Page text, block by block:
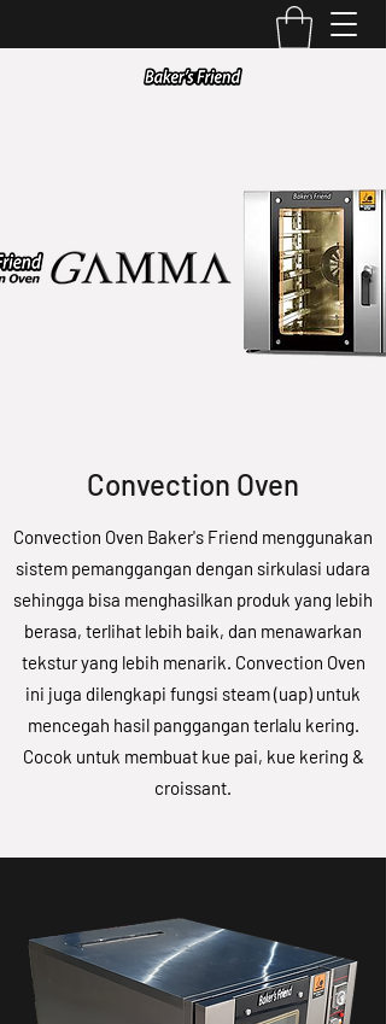
Convection Oven
Convection Oven Baker's Friend menggunakan
sistem pemanggangan dengan sirkulasi udara
sehingga bisa menghasilkan produk yang lebih
berasa, terlihat lebih baik, dan menawarkan
tekstur yang lebih menarik. Convection Oven
ini juga dilengkapi fungsi steam (uap) untuk
mencegah hasil panggangan terlalu kering.
Cocok untuk membuat kue pai, kue kering &
croissant.